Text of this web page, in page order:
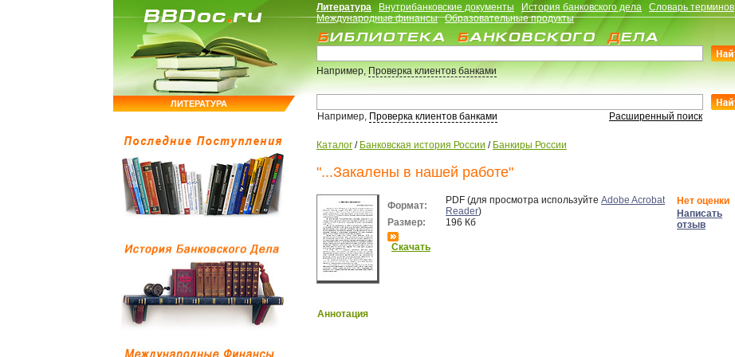
ЛИТЕРАТУРА
Литература Внутрибанковские документы История банковского дела
Словарь терминов
Международные финансы
Образовательные продукты
Например,Проверка клиентов банками
Например, Проверка клиентов банками Расширенный поиск
Каталог / Банковская история России / Банкиры России
"...Закалены в нашей работе"
Формат: PDF (для просмотра используйте Adobe Acrobat
Reader)
Размер:
196 Кб
Скачать
Нет оценки
Написать
отзыв
Аннотация